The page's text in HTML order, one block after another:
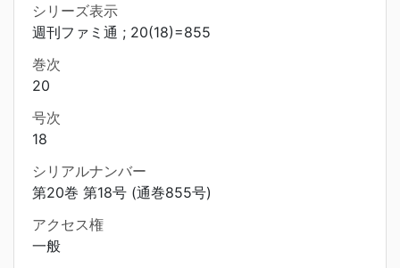
シリーズ表示
週刊ファミ通 ; 20(18)=855
巻次
20
号次
18
シリアルナンバー
第20巻 第18号 (通巻855号)
アクセス権
一般